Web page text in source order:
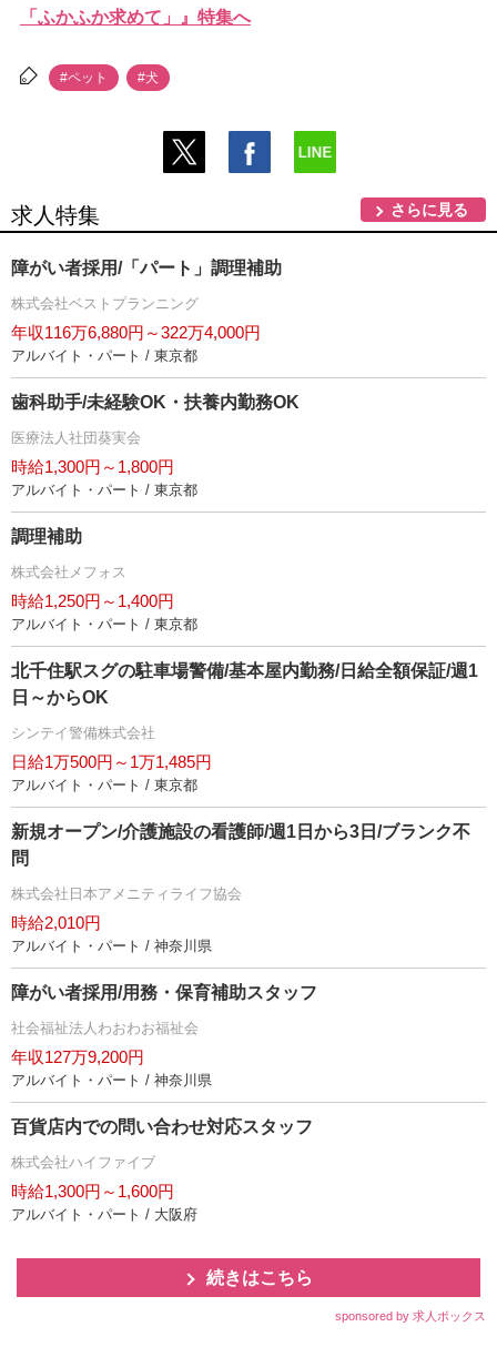
「ふかふか求めて」』特集へ
#ペット #犬
求人特集 さらに見る
障がい者採用/「パート」調理補助
株式会社ベストプランニング
年収116万6,880円～322万4,000円
アルバイト・パート / 東京都
歯科助手/未経験OK・扶養内勤務OK
医療法人社団葵実会
時給1,300円～1,800円
アルバイト・パート / 東京都
調理補助
株式会社メフォス
時給1,250円～1,400円
アルバイト・パート / 東京都
北千住駅スグの駐車場警備/基本屋内勤務/日給全額保証/週1
日～からOK
シンテイ警備株式会社
日給1万500円～1万1,485円
アルバイト・パート / 東京都
新規オープン/介護施設の看護師/週1日から3日/ブランク不
問
株式会社日本アメニティライフ協会
時給2,010円
アルバイト・パート / 神奈川県
障がい者採用/用務・保育補助スタッフ
社会福祉法人わおわお福祉会
年収127万9,200円
アルバイト・パート / 神奈川県
百貨店内での問い合わせ対応スタッフ
株式会社ハイファイブ
時給1,300円～1,600円
アルバイト・パート / 大阪府
続きはこちら
sponsored by 求人ボックス